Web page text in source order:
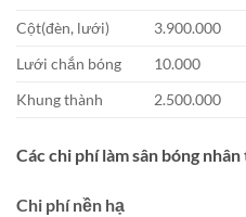
Cột(đèn, lưới)
3.900.000
Lưới chắn bóng
10.000
Khung thành
2.500.000
Các chi phí làm sân bóng
Chi phí nền hạ